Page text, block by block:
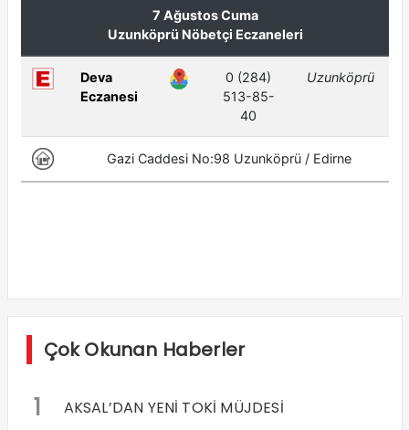
Çok Okunan Haberler
1 AKSAL’DAN YENİ TOKİ MÜJDESİ